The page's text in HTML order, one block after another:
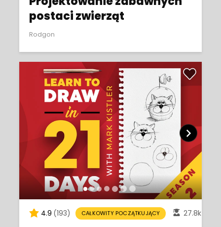
postaci zwierząt
Rodgon
4.9 (193) CAŁKOWITY POCZĄTKUJĄCY 27.8k